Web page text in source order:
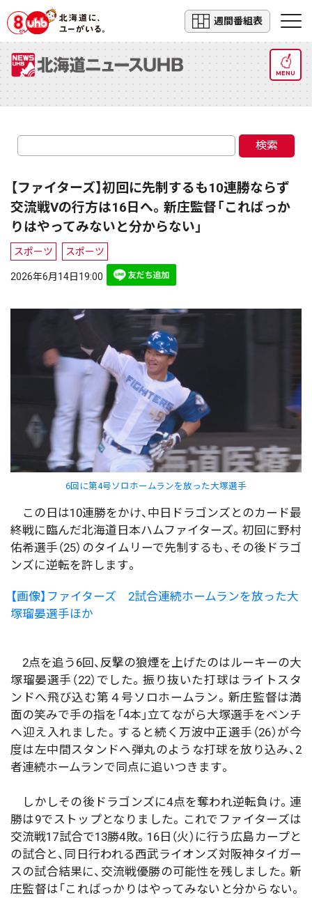
週間番組表
MENU
検索
【ファイターズ】初回に先制するも10連勝ならず
交流戦Vの行方は16日へ。新庄監督「こればっか
りはやってみないと分からない」
スポーツ スポーツ
2026年6月14日19:00
6回に第4号ソロホームランを放った大塚選手
この日は10連勝をかけ、中日ドラゴンズとのカード最
終戦に臨んだ北海道日本ハムファイターズ。初回に野村
佑希選手（25）のタイムリーで先制するも、その後ドラゴ
ンズに逆転を許します。
【画像】ファイターズ 2試合連続ホームランを放った大
塚瑠晏選手ほか
2点を追う6回、反撃の狼煙を上げたのはルーキーの大
塚瑠晏選手（22）でした。振り抜いた打球はライトスタ
ンドへ飛び込む第４号ソロホームラン。新庄監督は満
面の笑みで手の指を「4本」立てながら大塚選手をベンチ
へ迎え入れました。すると続く万波中正選手（26）が今
度は左中間スタンドへ弾丸のような打球を放り込み、2
者連続ホームランで同点に追いつきます。
しかしその後ドラゴンズに4点を奪われ逆転負け。連
勝は9でストップとなりました。これでファイターズは
交流戦17試合で13勝4敗。16日（火）に行う広島カープと
の試合と、同日行われる西武ライオンズ対阪神タイガー
スの試合結果に、交流戦優勝の可能性を残しました。新
庄監督は「こればっかりはやってみないと分からない。